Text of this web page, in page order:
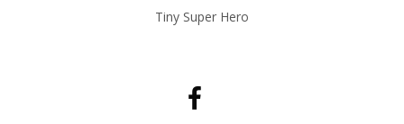
Tiny Super Hero